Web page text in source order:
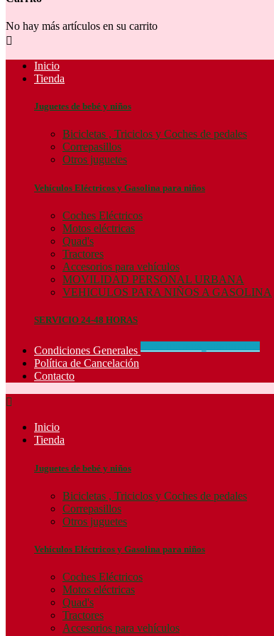
No hay más artículos en su carrito

Inicio
Tienda
Juguetes de bebé y niños
Bicicletas , Triciclos y Coches de pedales
Correpasillos
Otros juguetes
Vehículos Eléctricos y Gasolina para niños
Coches Eléctricos
Motos eléctricas
Quad's
Tractores
Accesorios para vehículos
MOVILIDAD PERSONAL URBANA
VEHICULOS PARA NIÑOS A GASOLINA
SERVICIO 24-48 HORAS
Condiciones Generales
Política de Cancelación
Contacto

Inicio
Tienda
Juguetes de bebé y niños
Bicicletas , Triciclos y Coches de pedales
Correpasillos
Otros juguetes
Vehículos Eléctricos y Gasolina para niños
Coches Eléctricos
Motos eléctricas
Quad's
Tractores
Accesorios para vehículos